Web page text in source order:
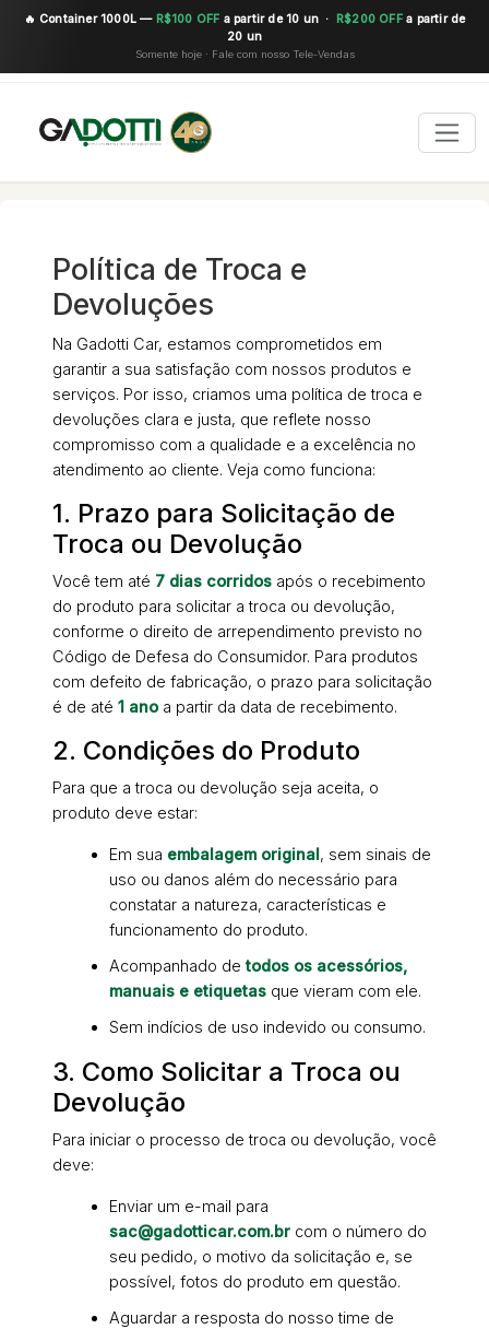
🔥 Container 1000L — R$100 OFF a partir de 10 un · R$200 OFFa partir de
20 un
Somente hoje · Fale com nosso Tele-Vendas
Política de Troca e
Devoluções
Na Gadotti Car, estamos comprometidos em
garantir a sua satisfação com nossos produtos e
serviços. Por isso, criamos uma política de troca e
devoluções clara e justa, que reflete nosso
compromisso com a qualidade e a excelência no
atendimento ao cliente. Veja como funciona:
1. Prazo para Solicitação de
Troca ou Devolução
Você tem até 7 dias corridos após o recebimento
do produto para solicitar a troca ou devolução,
conforme o direito de arrependimento previsto no
Código de Defesa do Consumidor. Para produtos
com defeito de fabricação, o prazo para solicitação
é de até 1 anoa partir da data de recebimento.
2. Condições do Produto
Para que a troca ou devolução seja aceita, o
produto deve estar:
Em sua embalagem original, sem sinais de
uso ou danos além do necessário para
constatar a natureza, características e
funcionamento do produto.
Acompanhado detodos os acessórios,
manuais e etiquetas que vieram com ele.
Sem indícios de uso indevido ou consumo.
3. Como Solicitar a Troca ou
Devolução
Para iniciar o processo de troca ou devolução, você
deve:
Enviar um e-mail para
sac@gadotticar.com.br com o número do
seu pedido, o motivo da solicitação e, se
possível, fotos do produto em questão.
Aguardar a resposta do nosso time de